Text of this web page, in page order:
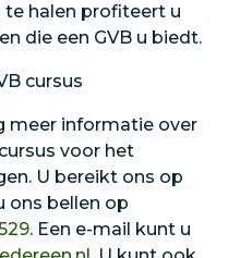
halen profiteert u
die een GVB u biedt.
cursus
meer informatie over
voor het
U bereikt ons op
ons bellen op
. Een e-mail kunt u